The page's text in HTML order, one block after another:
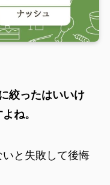
絞ったはいいけ
ね。
と失敗して後悔